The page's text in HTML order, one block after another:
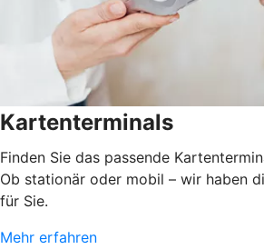
Kartenterminals
Finden Sie das passende
Ob stationär oder mobil – wir haben
für Sie.
Mehr erfahren